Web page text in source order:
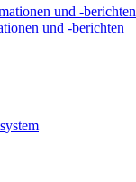
und -berichten
und -berichten